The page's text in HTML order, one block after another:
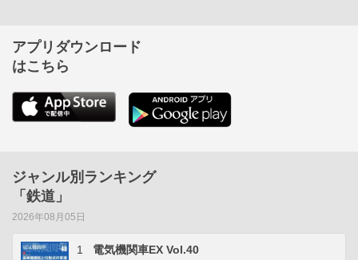
アプリダウンロード
はこちら
ジャンル別ランキング
「鉄道」
2026年08月05日
1 電気機関車EX Vol.40